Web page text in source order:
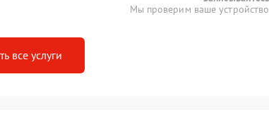
Мы проверим ваше
все услуги